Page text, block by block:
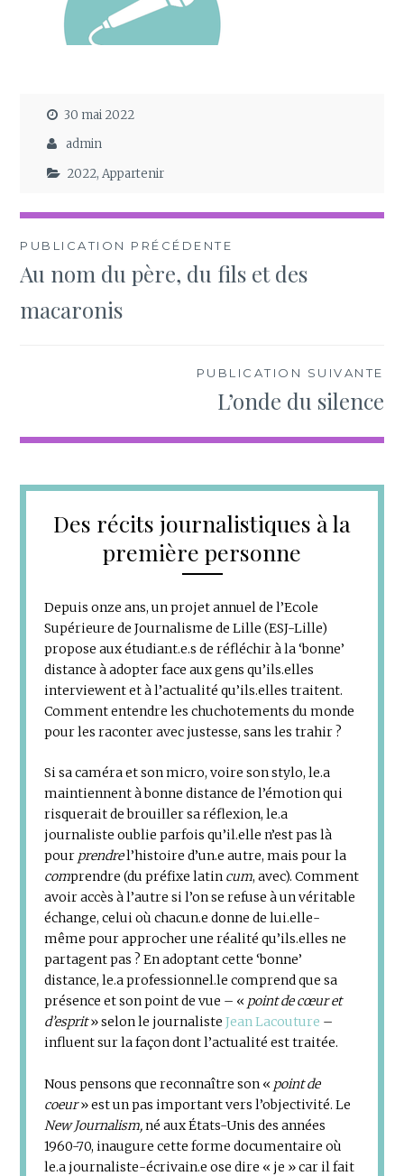
30 mai 2022
admin
2022,Appartenir
Navigation
de
l’article
PUBLICATION PRÉCÉDENTE
Au nom du père, du fils et des
macaronis
PUBLICATION SUIVANTE
L’onde du silence
Des récits journalistiques à la
première personne
Depuis onze ans, un projet annuel de l’Ecole
Supérieure de Journalisme de Lille (ESJ-Lille)
propose aux étudiant.e.s de réfléchir à la ‘bonne’
distance à adopter face aux gens qu’ils.elles
interviewent et à l’actualité qu’ils.elles traitent.
Comment entendre les chuchotements du monde
pour les raconter avec justesse, sans les trahir ?
Si sa caméra et son micro, voire son stylo, le.a
maintiennent à bonne distance de l’émotion qui
risquerait de brouiller sa réflexion, le.a
journaliste oublie parfois qu’il.elle n’est pas là
pour prendrel’histoire d’un.e autre, mais pour la
comprendre (du préfixe latin cum, avec). Comment
avoir accès à l’autre si l’on se refuse à un véritable
échange, celui où chacun.e donne de lui.elle-
même pour approcher une réalité qu’ils.elles ne
partagent pas ? En adoptant cette ‘bonne’
distance, le.a professionnel.le comprend que sa
présence et son point de vue – « point de cœur et
d’esprit» selon le journalisteJean Lacouture –
influent sur la façon dont l’actualité est traitée.
Nous pensons que reconnaître son « point de
coeur» est un pas important vers l’objectivité. Le
New Journalism,né aux États-Unis des années
1960-70, inaugure cette forme documentaire où
le.a journaliste-écrivain.e ose dire « je » car il fait